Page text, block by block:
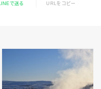
LINEで送る URLをコピー